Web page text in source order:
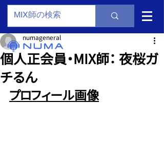
個人正会員・MIX師： 夜桜ガ
チるん
numageneral
プロフィール画像